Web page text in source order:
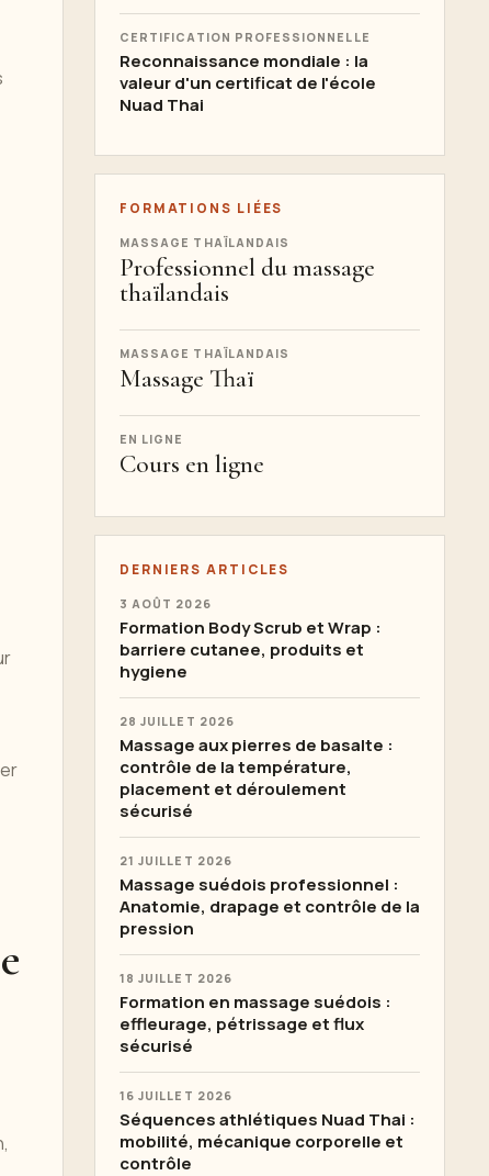
CERTIFICATION PROFESSIONNELLE
Reconnaissance mondiale : la
valeur d'un certificat de l'école
Nuad Thai
FORMATIONS LIÉES
MASSAGE THAÏLANDAIS
Professionnel du massage
thaïlandais
MASSAGE THAÏLANDAIS
Massage Thaï
EN LIGNE
Cours en ligne
DERNIERS ARTICLES
3 AOÛT 2026
Formation Body Scrub et Wrap :
barriere cutanee, produits et
hygiene
28 JUILLET 2026
Massage aux pierres de basalte :
contrôle de la température,
placement et déroulement
sécurisé
21 JUILLET 2026
Massage suédois professionnel :
Anatomie, drapage et contrôle de la
pression
18 JUILLET 2026
Formation en massage suédois :
effleurage, pétrissage et flux
sécurisé
16 JUILLET 2026
Séquences athlétiques Nuad Thai :
mobilité, mécanique corporelle et
contrôle